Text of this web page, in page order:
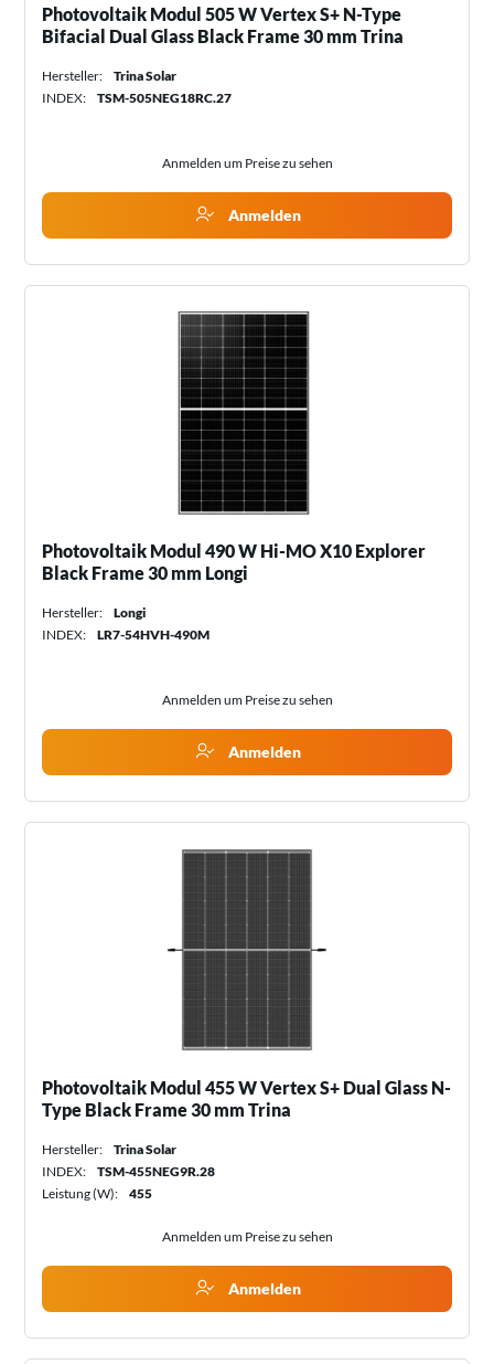
Photovoltaik Modul 505 W Vertex S+ N-Type
Bifacial Dual Glass Black Frame 30 mm Trina
Hersteller:
Trina Solar
INDEX:
TSM-505NEG18RC.27
Anmelden um Preise zu sehen
Anmelden
Photovoltaik Modul 490 W Hi-MO X10 Explorer
Black Frame 30 mm Longi
Hersteller:
Longi
INDEX:
LR7-54HVH-490M
Anmelden um Preise zu sehen
Anmelden
Photovoltaik Modul 455 W Vertex S+ Dual Glass N-
Type Black Frame 30 mm Trina
Hersteller:
Trina Solar
INDEX:
TSM-455NEG9R.28
Leistung (W):
455
Anmelden um Preise zu sehen
Anmelden